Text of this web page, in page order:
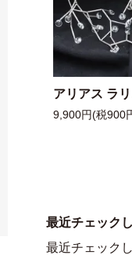
アリアス ラ
9,900円(税900
最近チェック
最近チェック